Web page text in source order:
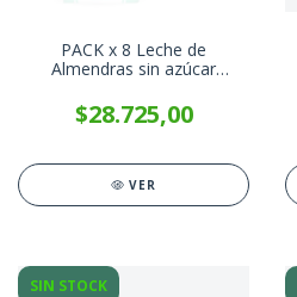
PACK x 8 Leche de
Almendras sin azúcar
$28.725,00
VER
SIN STOCK